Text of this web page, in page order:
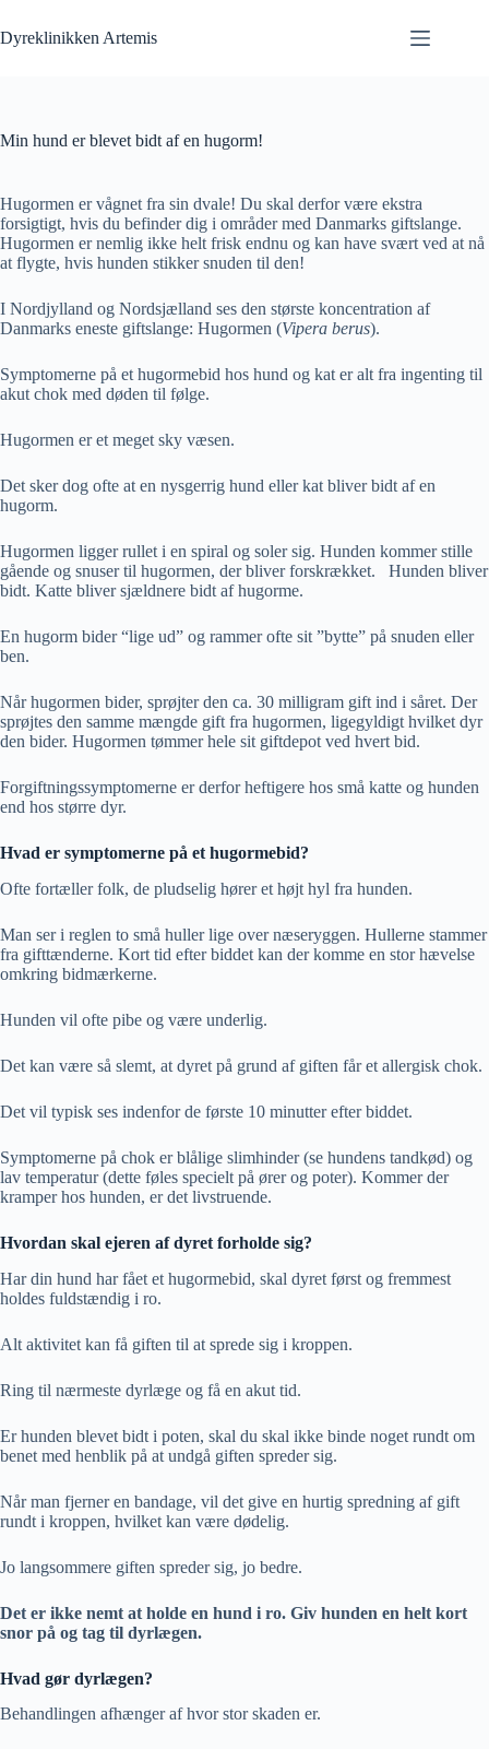
til
indhold
Dyreklinikken Artemis
Min hund er blevet bidt af en hugorm!
Hugormen er vågnet fra sin dvale! Du skal derfor være ekstra
forsigtigt, hvis du befinder dig i områder med Danmarks giftslange.
Hugormen er nemlig ikke helt frisk endnu og kan have svært ved at nå
at flygte, hvis hunden stikker snuden til den!
I Nordjylland og Nordsjælland ses den største koncentration af
Danmarks eneste giftslange: Hugormen (Vipera berus).
Symptomerne på et hugormebid hos hund og kat er alt fra ingenting til
akut chok med døden til følge.
Hugormen er et meget sky væsen.
Det sker dog ofte at en nysgerrig hund eller kat bliver bidt af en
hugorm.
Hugormen ligger rullet i en spiral og soler sig. Hunden kommer stille
gående og snuser til hugormen, der bliver forskrækket. Hunden bliver
bidt. Katte bliver sjældnere bidt af hugorme.
En hugorm bider “lige ud” og rammer ofte sit ”bytte” på snuden eller
ben.
Når hugormen bider, sprøjter den ca. 30 milligram gift ind i såret. Der
sprøjtes den samme mængde gift fra hugormen, ligegyldigt hvilket dyr
den bider. Hugormen tømmer hele sit giftdepot ved hvert bid.
Forgiftningssymptomerne er derfor heftigere hos små katte og hunden
end hos større dyr.
Hvad er symptomerne på et hugormebid?
Ofte fortæller folk, de pludselig hører et højt hyl fra hunden.
Man ser i reglen to små huller lige over næseryggen. Hullerne stammer
fra gifttænderne. Kort tid efter biddet kan der komme en stor hævelse
omkring bidmærkerne.
Hunden vil ofte pibe og være underlig.
Det kan være så slemt, at dyret på grund af giften får et allergisk chok.
Det vil typisk ses indenfor de første 10 minutter efter biddet.
Symptomerne på chok er blålige slimhinder (se hundens tandkød) og
lav temperatur (dette føles specielt på ører og poter). Kommer der
kramper hos hunden, er det livstruende.
Hvordan skal ejeren af dyret forholde sig?
Har din hund har fået et hugormebid, skal dyret først og fremmest
holdes fuldstændig i ro.
Alt aktivitet kan få giften til at sprede sig i kroppen.
Ring til nærmeste dyrlæge og få en akut tid.
Er hunden blevet bidt i poten, skal du skal ikke binde noget rundt om
benet med henblik på at undgå giften spreder sig.
Når man fjerner en bandage, vil det give en hurtig spredning af gift
rundt i kroppen, hvilket kan være dødelig.
Jo langsommere giften spreder sig, jo bedre.
Det er ikke nemt at holde en hund i ro. Giv hunden en helt kort
snor på og tag til dyrlægen.
Hvad gør dyrlægen?
Behandlingen afhænger af hvor stor skaden er.